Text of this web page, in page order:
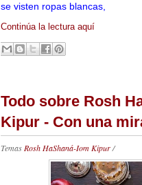
se visten ropas blancas,
Continúa la lectura aquí
Todo sobre Rosh
Kipur - Con una
Temas Rosh HaShaná-Iom Kipur/